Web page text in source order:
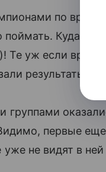
по
поймать. Куда им
Те уж если врут,
результаты
первые еще
не видят в ней